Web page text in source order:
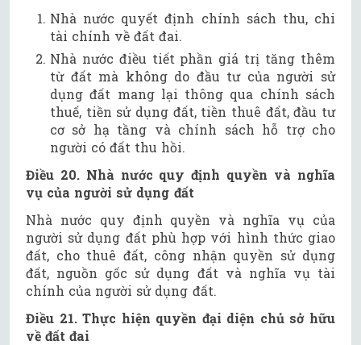
Nhà nước quyết định chính sách thu, chi
tài chính về đất đai.
Nhà nước điều tiết phần giá trị tăng thêm
từ đất mà không do đầu tư của người sử
dụng đất mang lại thông qua chính sách
thuế, tiền sử dụng đất, tiền thuê đất, đầu tư
cơ sở hạ tầng và chính sách hỗ trợ cho
người có đất thu hồi.
Điều 20. Nhà nước quy định quyền và nghĩa
vụ của người sử dụng đất
Nhà nước quy định quyền và nghĩa vụ của
người sử dụng đất phù hợp với hình thức giao
đất, cho thuê đất, công nhận quyền sử dụng
đất, nguồn gốc sử dụng đất và nghĩa vụ tài
chính của người sử dụng đất.
Điều 21. Thực hiện quyền đại diện chủ sở hữu
về đất đai